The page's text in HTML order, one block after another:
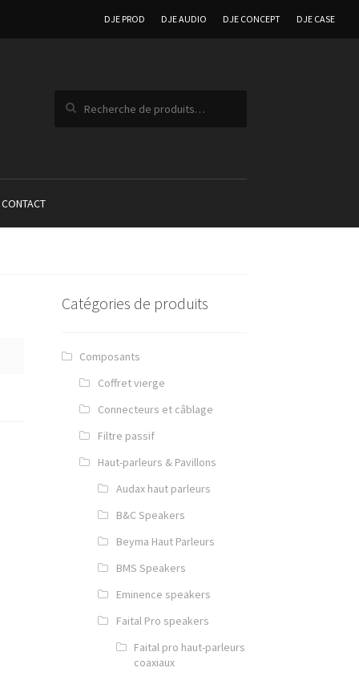
DJE PROD DJE AUDIO DJE CONCEPT DJE CASE
CONTACT
Catégories de produits
Composants
Coffret vierge
Connecteurs et câblage
Filtre passif
Haut-parleurs & Pavillons
Audax haut parleurs
B&C Speakers
Beyma Haut Parleurs
BMS Speakers
Eminence speakers
Faital Pro speakers
Faital pro haut-parleurs
coaxiaux